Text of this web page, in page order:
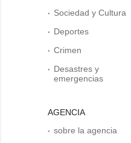
Sociedad y Cultura
Deportes
Crimen
Desastres y
emergencias
AGENCIA
sobre la agencia